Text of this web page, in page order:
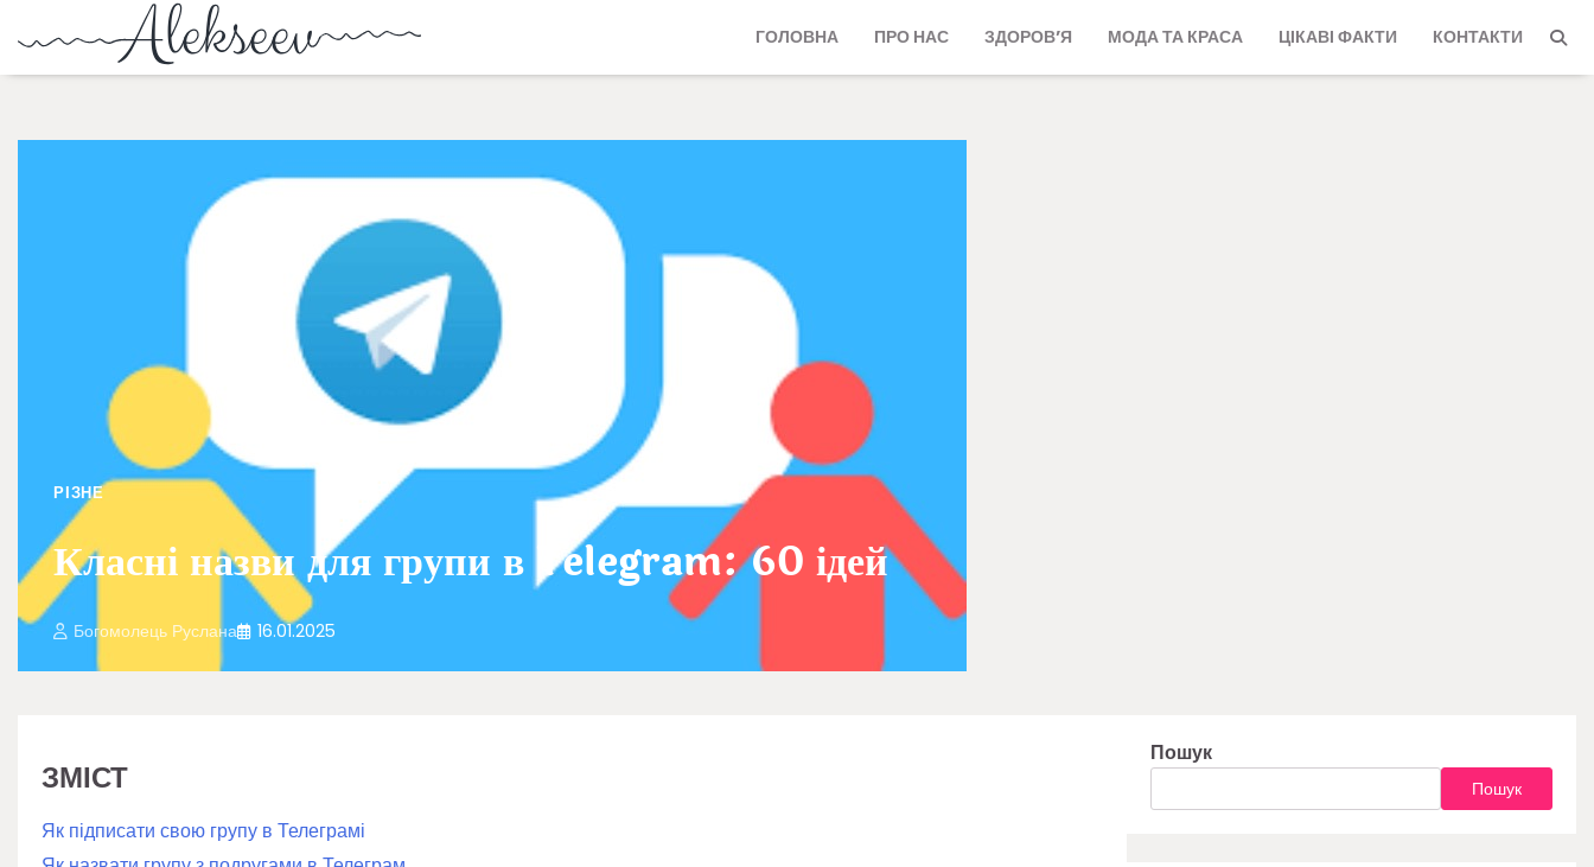
ГОЛОВНА ПРО НАС ЗДОРОВ’Я МОДА ТА КРАСА ЦІКАВІ ФАКТИ КОНТАКТИ
РІЗНЕ
Класні назви для групи в Telegram: 60 ідей
Богомолець Руслана 16.01.2025
ЗМІСТ
Як підписати свою групу в Телеграмі
Пошук
Пошук